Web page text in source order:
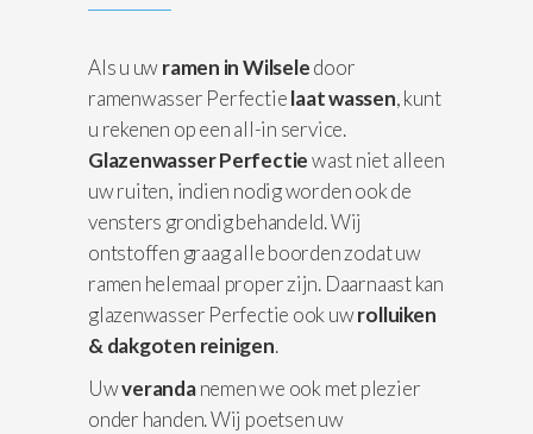
Als u uwramen in Wilseledoor
ramenwasser Perfectielaat wassen, kunt
u rekenen op een all-in service.
Glazenwasser Perfectiewast niet alleen
uw ruiten, indien nodig worden ook de
vensters grondig behandeld. Wij
ontstoffen graag alle boorden zodat uw
ramen helemaal proper zijn. Daarnaast kan
glazenwasser Perfectie ook uwrolluiken
& dakgoten reinigen.
Uwverandanemen we ook met plezier
onder handen. Wij poetsen uw